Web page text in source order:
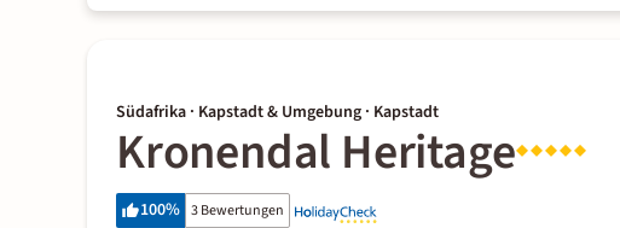
Südafrika · Kapstadt & Umgebung · Kapstadt
Kronendal Heritage
100% 3 Bewertungen